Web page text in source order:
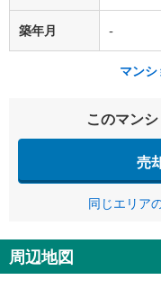
築年月 -
マン
このマン
売
同じエリア
周辺地図